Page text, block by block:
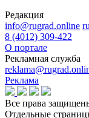
Редакция
info@rugrad.online
8 (4012) 309-422
О портале
Рекламная служба
Реклама
Все права
Отдельные